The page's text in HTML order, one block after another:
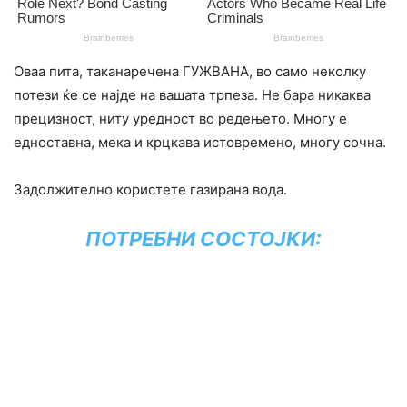
Оваа пита, таканаречена ГУЖВАНА, во само неколку
потези ќе се најде на вашата трпеза. Не бара никаква
прецизност, ниту уредност во редењето. Многу е
едноставна, мека и крцкава истовремено, многу сочна.
Задолжително користете газирана вода.
ПОТРЕБНИ СОСТОЈКИ: